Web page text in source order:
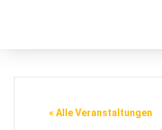
« Alle Veranstaltungen